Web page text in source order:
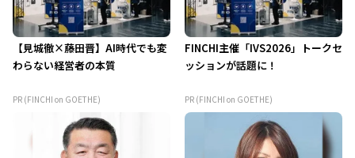
【見城徹×藤田晋】AI時代でも変
わらない経営者の本質
PR (FINCHI on GOETHE)
FINCHI主催「IVS2026」トークセ
ッションが話題に！
PR (FINCHI on GOETHE)